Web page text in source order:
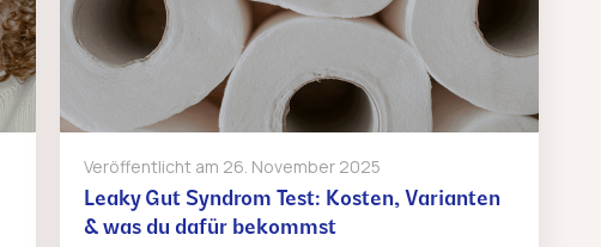
Veröffentlicht am 26. November 2025
Leaky Gut Syndrom Test: Kosten, Varianten
& was du dafür bekommst